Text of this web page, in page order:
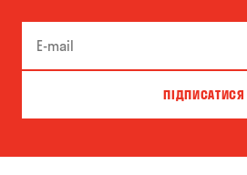
ПІДПИСАТИСЯ